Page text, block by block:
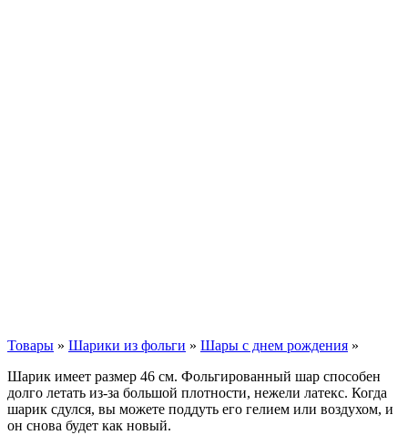
Товары » Шарики из фольги » Шары с днем рождения »
Шарик имеет размер 46 см. Фольгированный шар способен
долго летать из-за большой плотности, нежели латекс. Когда
шарик сдулся, вы можете поддуть его гелием или воздухом, и
он снова будет как новый.